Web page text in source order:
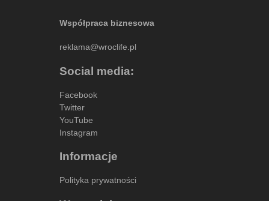
Współpraca biznesowa
reklama@wroclife.pl
Social media:
Facebook
Twitter
YouTube
Instagram
Informacje
Polityka prywatności